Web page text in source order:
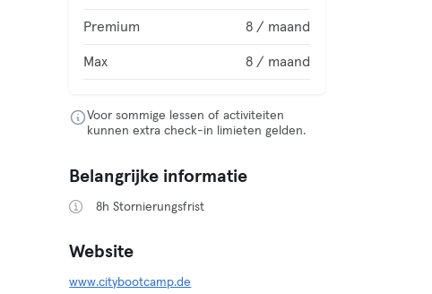
Premium 8 / maand
Max 8 / maand
Voor sommige lessen of activiteiten
kunnen extra check-in limieten gelden.
Belangrijke informatie
8h Stornierungsfrist
Website
www.citybootcamp.de